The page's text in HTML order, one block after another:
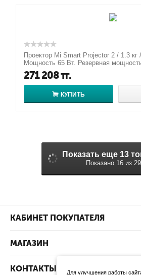
Проектор Mi Smart Projector 2 / 1.3
Мощность 65 Вт. Резервная
271 208тг.
КУПИТЬ
Показано 16 из 29
КАБИНЕТ ПОКУПАТЕЛЯ
МАГАЗИН
КОНТАКТЫ Для улучшения работы